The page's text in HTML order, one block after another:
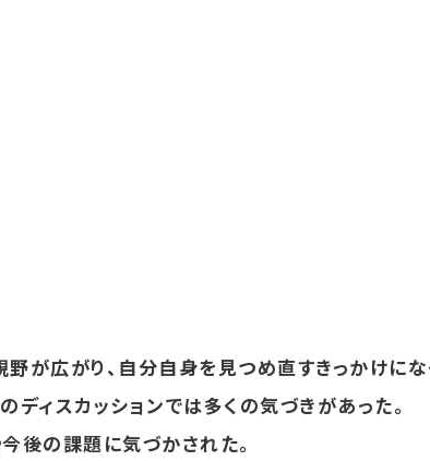
が広がり、自分自身を見つめ直すきっかけにな
ィスカッションでは多くの気づきがあった。
後の課題に気づかされた。